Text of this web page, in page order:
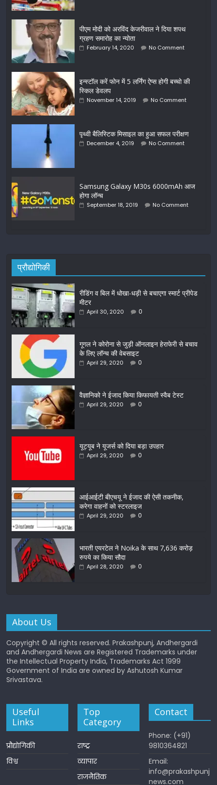
पीएम मोदी को अरविंद केजरीवाल ने दिया शपथ
ग्रहण समारोह का न्योता
February 14, 2020 No Comment
इन्स्टॉल करें फोन में 5 लर्निंग ऐप्स होगी बच्चो की
स्किल डेवलप
November 14, 2019 No Comment
पृथ्वी बैलिस्टिक मिसाइल का हुआ सफल परीक्षण
December 4, 2019 No Comment
Samsung Galaxy M30s 6000mAh आज
होगा लॉन्च
September 18, 2019 No Comment
प्रौद्योगिकी
रीडिंग व बिल में धोखा-धड़ी से बचाएगा स्मार्ट प्रीपेड
मीटर
April 30, 2020 0
गूगल ने कोरोना से जुड़ी ऑनलाइन हेराफेरी से बचाव
के लिए लॉन्च की वेबसाइट
April 29, 2020 0
वैज्ञानिको ने ईजाद किया किफायती स्वैब टेस्ट
April 29, 2020 0
यूट्यूब ने यूजर्स को दिया बड़ा उपहार
April 29, 2020 0
आईआईटी बीएचयू ने ईजाद की ऐसी तकनीक,
करेगा वाहनों को स्टरलाइज
April 29, 2020 0
भारती एयरटेल ने Noika के साथ 7,636 करोड़
रुपये का किया सौदा
April 28, 2020 0
About Us
Copyright © All rights reserved. Prakashpunj, Andhergardi
and Andhergardi News are Registered Trademarks under
the Intellectual Property India, Trademarks Act 1999
Government of India are owned by Ashutosh Kumar
Srivastava.
Useful
Links
प्रौद्योगिकी
विश्व
Top
Category
राष्ट्र
व्यापार
राजनैतिक
Contact
Phone: (+91)
9810364821
Email:
info@prakashpunj
news.com